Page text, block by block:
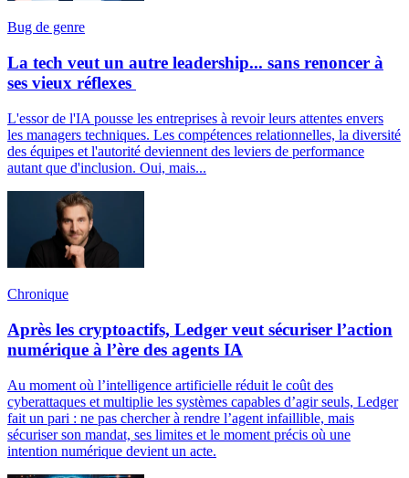
Bug de genre
La tech veut un autre leadership... sans renoncer à
ses vieux réflexes
L'essor de l'IA pousse les entreprises à revoir leurs attentes envers
les managers techniques. Les compétences relationnelles, la diversité
des équipes et l'autorité deviennent des leviers de performance
autant que d'inclusion. Oui, mais...
Chronique
Après les cryptoactifs, Ledger veut sécuriser l’action
numérique à l’ère des agents IA
Au moment où l’intelligence artificielle réduit le coût des
cyberattaques et multiplie les systèmes capables d’agir seuls, Ledger
fait un pari : ne pas chercher à rendre l’agent infaillible, mais
sécuriser son mandat, ses limites et le moment précis où une
intention numérique devient un acte.